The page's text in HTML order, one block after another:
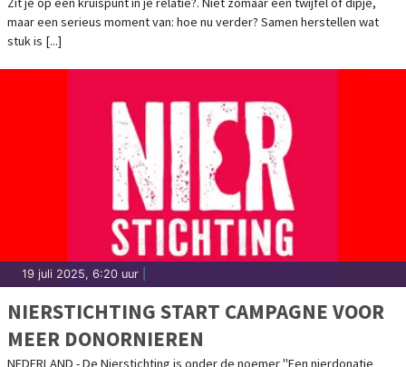
LOS TE LATEN?
maar een serieus moment van: hoe nu verder? Samen herstellen wat
stuk is [...]
19 juli 2025, 6:20 uur
NIERSTICHTING START CAMPAGNE VOOR
MEER DONORNIEREN
NEDERLAND - De Nierstichting is onder de noemer "Een nierdonatie